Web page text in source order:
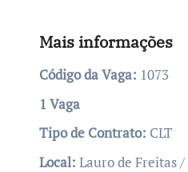
Mais informações
Código da Vaga: 1073
1 Vaga
Tipo de Contrato: CLT
Local: Lauro de Freitas /